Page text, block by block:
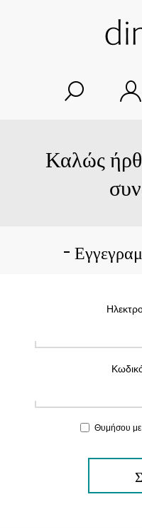
Καλώς
Θυμήσου με